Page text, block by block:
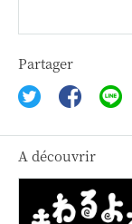
Partager
A découvrir